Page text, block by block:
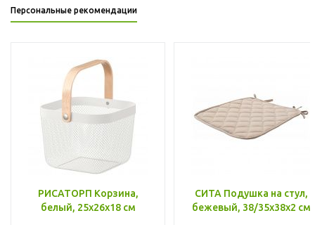
Персональные рекомендации
РИСАТОРП Корзина,
белый, 25x26x18 см
СИТА Подушка на стул,
бежевый, 38/35x38x2 см